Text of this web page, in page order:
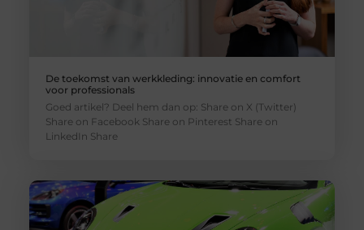
De toekomst van werkkleding: innovatie en comfort
voor professionals
Goed artikel? Deel hem dan op: Share on X (Twitter)
Share on Facebook Share on Pinterest Share on
LinkedIn Share